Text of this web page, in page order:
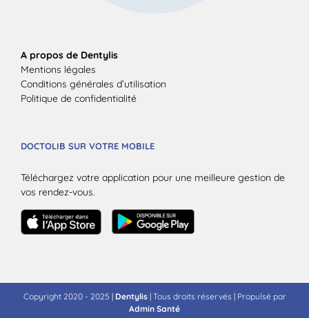
A propos de Dentylis
Mentions légales
Conditions générales d’utilisation
Politique de confidentialité
DOCTOLIB SUR VOTRE MOBILE
Téléchargez votre application pour une meilleure gestion de
vos rendez-vous.
Copyright 2020 - 2025 | Dentylis| Tous droits réservés | Propulsé par
Admin Santé